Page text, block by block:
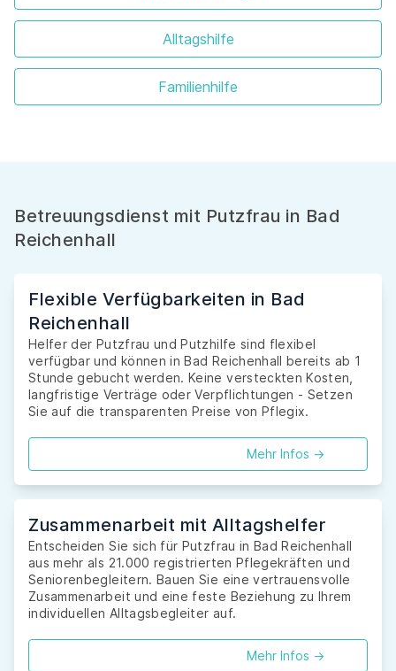
Alltagshilfe
Familienhilfe
Betreuungsdienst mit Putzfrau in Bad
Reichenhall
Flexible Verfügbarkeiten in Bad
Reichenhall
Helfer der Putzfrau und Putzhilfe sind flexibel
verfügbar und können in Bad Reichenhall bereits ab 1
Stunde gebucht werden. Keine versteckten Kosten,
langfristige Verträge oder Verpflichtungen - Setzen
Sie auf die transparenten Preise von Pflegix.
Mehr Infos ->
Zusammenarbeit mit Alltagshelfer
Entscheiden Sie sich für Putzfrau in Bad Reichenhall
aus mehr als 21.000 registrierten Pflegekräften und
Seniorenbegleitern. Bauen Sie eine vertrauensvolle
Zusammenarbeit und eine feste Beziehung zu Ihrem
individuellen Alltagsbegleiter auf.
Mehr Infos ->